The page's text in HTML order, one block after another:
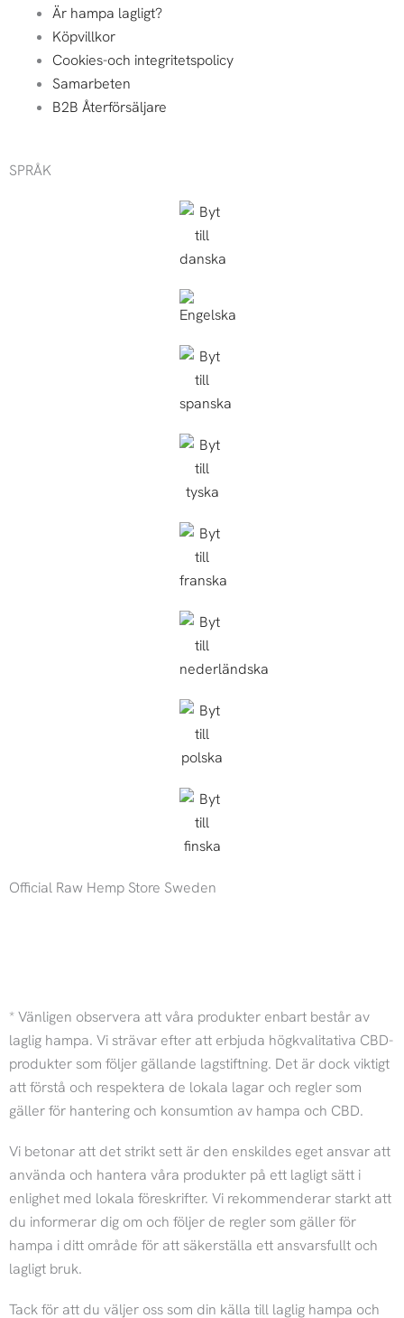
Är hampa lagligt?
Köpvillkor
Cookies-och integritetspolicy
Samarbeten
B2B Återförsäljare
SPRÅK
Official Raw Hemp Store Sweden
n
s
t
a
g
r
a
a
c
e
b
o
o
k
* Vänligen observera att våra produkter enbart består av
laglig hampa. Vi strävar efter att erbjuda högkvalitativa CBD-
produkter som följer gällande lagstiftning. Det är dock viktigt
att förstå och respektera de lokala lagar och regler som
gäller för hantering och konsumtion av hampa och CBD.
Vi betonar att det strikt sett är den enskildes eget ansvar att
använda och hantera våra produkter på ett lagligt sätt i
enlighet med lokala föreskrifter. Vi rekommenderar starkt att
du informerar dig om och följer de regler som gäller för
hampa i ditt område för att säkerställa ett ansvarsfullt och
lagligt bruk.
Tack för att du väljer oss som din källa till laglig hampa och